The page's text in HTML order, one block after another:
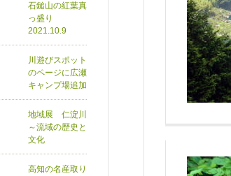
石鎚山の紅葉真
っ盛り
2021.10.9
川遊びスポット
のページに広瀬
キャンプ場追加
地域展 仁淀川
～流域の歴史と
文化
高知の名産取り